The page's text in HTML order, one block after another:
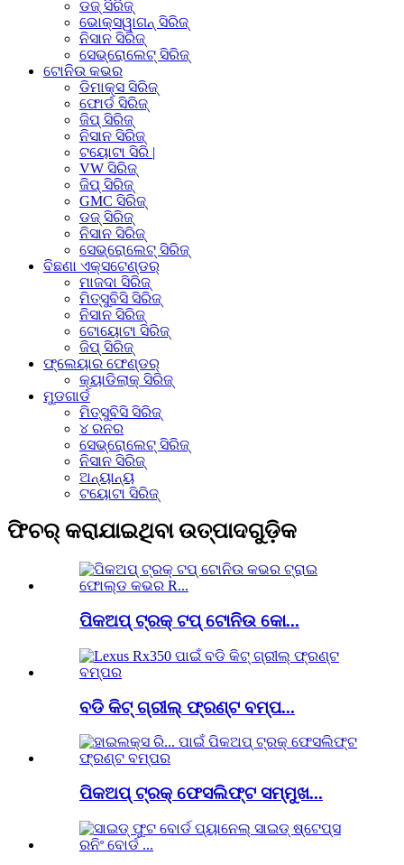
ଡଜ୍ ସିରିଜ୍
ଭୋକ୍ସୱାଗନ୍ ସିରିଜ୍
ନିସାନ ସିରିଜ୍
ସେଭ୍ରୋଲେଟ୍ ସିରିଜ୍
ଟୋନିଉ କଭର
ଡିମାକ୍ସ ସିରିଜ୍
ଫୋର୍ଡ ସିରିଜ୍
ଜିପ୍ ସିରିଜ୍
ନିସାନ ସିରିଜ୍
ଟୟୋଟା ସିରି |
VW ସିରିଜ୍
ଜିପ୍ ସିରିଜ୍
GMC ସିରିଜ୍
ଡଜ୍ ସିରିଜ୍
ନିସାନ ସିରିଜ୍
ସେଭ୍ରୋଲେଟ୍ ସିରିଜ୍
ବିଛଣା ଏକ୍ସଟେଣ୍ଡର୍
ମାଜଦା ସିରିଜ୍
ମିତ୍ସୁବିସି ସିରିଜ୍
ନିସାନ ସିରିଜ୍
ଟୋୟୋଟା ସିରିଜ୍
ଜିପ୍ ସିରିଜ୍
ଫ୍ଲେୟାର ଫେଣ୍ଡର୍
କ୍ୟାଡିଲାକ୍ ସିରିଜ୍
ମୁଡଗାର୍ଡ
ମିତ୍ସୁବିସି ସିରିଜ୍
୪ ରନର
ସେଭ୍ରୋଲେଟ୍ ସିରିଜ୍
ନିସାନ ସିରିଜ୍
ଅନ୍ୟାନ୍ୟ
ଟୟୋଟା ସିରିଜ୍
ଫିଚର୍ କରାଯାଇଥିବା ଉତ୍ପାଦଗୁଡ଼ିକ
ପିକଅପ୍ ଟ୍ରକ୍ ଟପ୍ ଟୋନିଉ କୋ...
ବଡି କିଟ୍ ଗ୍ରୀଲ୍ ଫ୍ରଣ୍ଟ ବମ୍ପ...
ପିକଅପ୍ ଟ୍ରକ୍ ଫେସଲିଫ୍ଟ ସମ୍ମୁଖ...